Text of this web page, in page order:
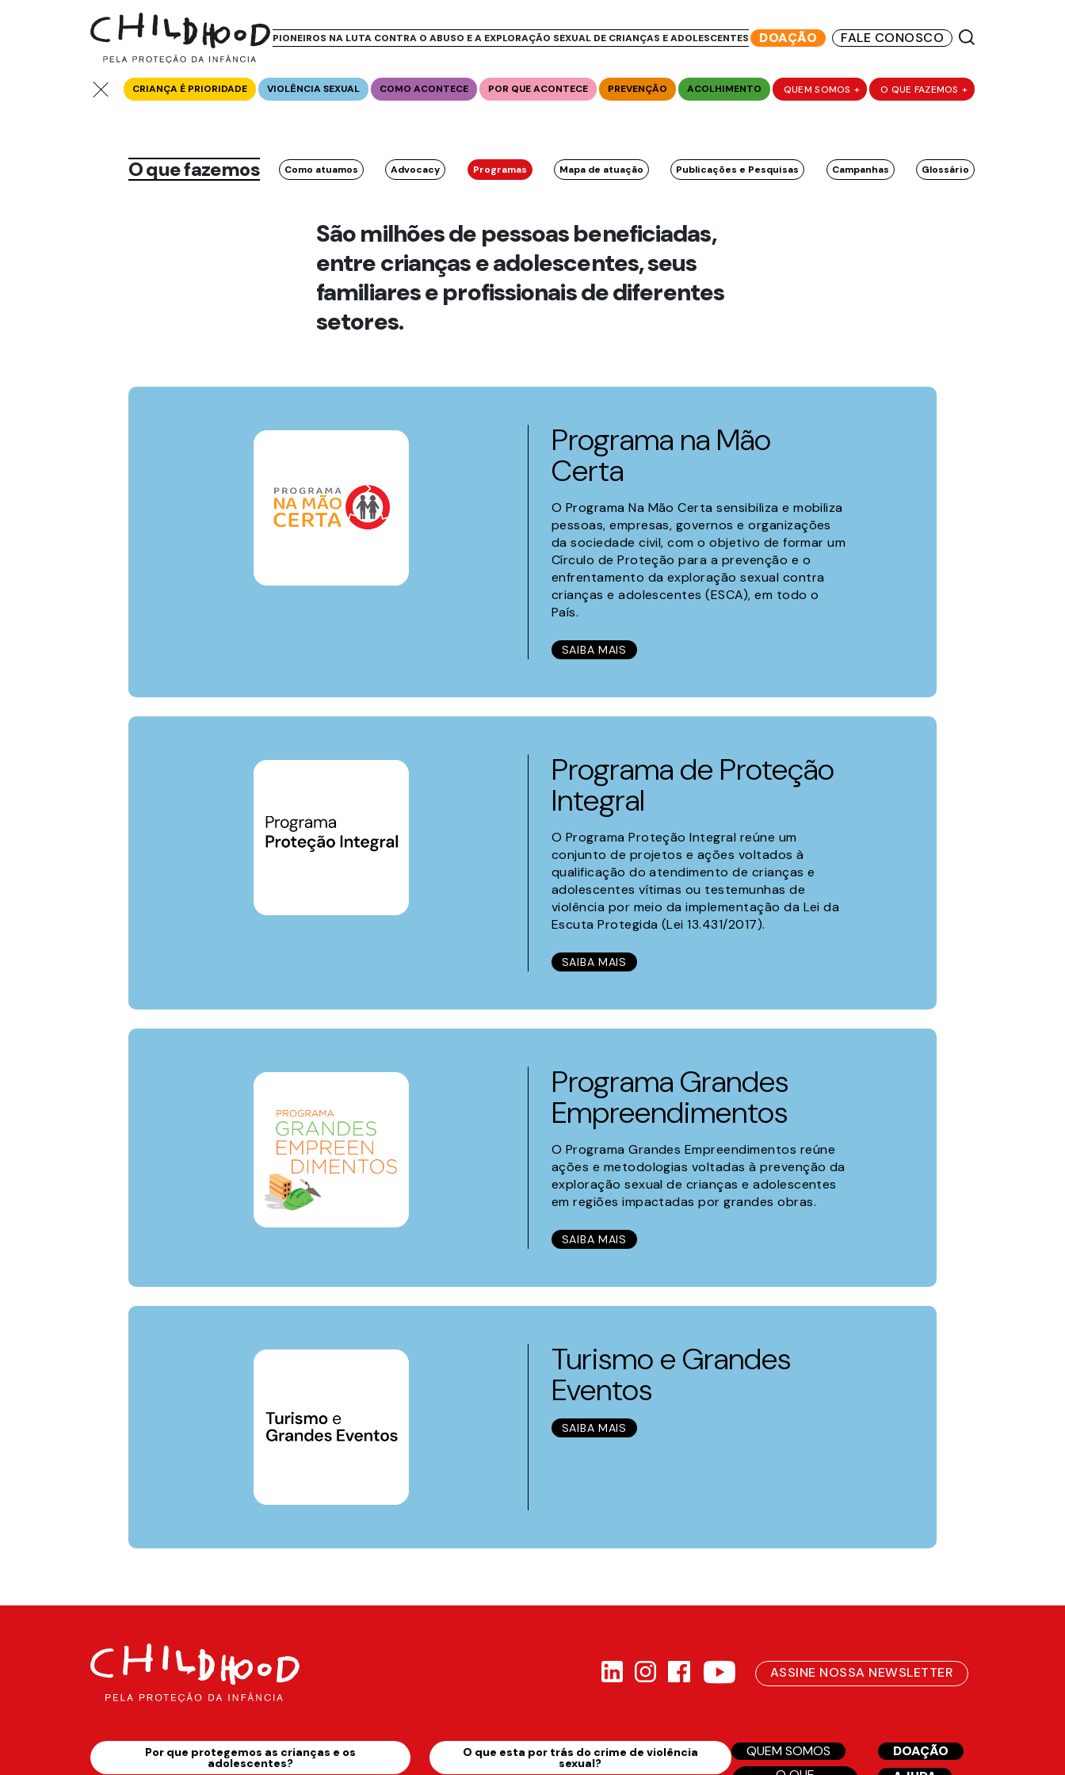
PIONEIROS NA LUTA CONTRA O ABUSO E A EXPLORAÇÃO SEXUAL DE CRIANÇAS E ADOLESCENTES DOAÇÃO FALE CONOSCO
CRIANÇA É PRIORIDADE VIOLÊNCIA SEXUAL COMO ACONTECE POR QUE ACONTECE PREVENÇÃO ACOLHIMENTO QUEM SOMOS + O QUE FAZEMOS +
O que fazemos Como atuamos Advocacy Programas Mapa de atuação Publicações e Pesquisas Campanhas Glossário
São milhões de pessoas beneficiadas,
entre crianças e adolescentes, seus
familiares e profissionais de diferentes
setores.
Programa na Mão
Certa
O Programa Na Mão Certa sensibiliza e mobiliza
pessoas, empresas, governos e organizações
da sociedade civil, com o objetivo de formar um
Círculo de Proteção para a prevenção e o
enfrentamento da exploração sexual contra
crianças e adolescentes (ESCA), em todo o
País.
SAIBA MAIS
Programa de Proteção
Integral
O Programa Proteção Integral reúne um
conjunto de projetos e ações voltados à
qualificação do atendimento de crianças e
adolescentes vítimas ou testemunhas de
violência por meio da implementação da Lei da
Escuta Protegida (Lei 13.431/2017).
SAIBA MAIS
Programa Grandes
Empreendimentos
O Programa Grandes Empreendimentos reúne
ações e metodologias voltadas à prevenção da
exploração sexual de crianças e adolescentes
em regiões impactadas por grandes obras.
SAIBA MAIS
Turismo e Grandes
Eventos
SAIBA MAIS
ASSINE NOSSA NEWSLETTER
Por que protegemos as crianças e os
adolescentes?
O que esta por trás do crime de violência
sexual?
QUEM SOMOS
DOAÇÃO